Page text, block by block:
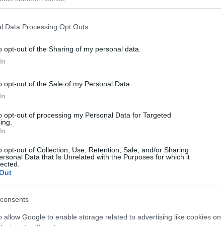
Data Processing Opt Outs
opt-out of the Sharing of my personal data.
opt-out of the Sale of my Personal Data.
opt-out of processing my Personal Data for Targeted
opt-out of Collection, Use, Retention, Sale, and/or Sharing
Data that Is Unrelated with the Purposes for which it
allow Google to enable storage related to advertising like cookies on
épületét
Helyi hírek
legmagasabb figyelmeztetés